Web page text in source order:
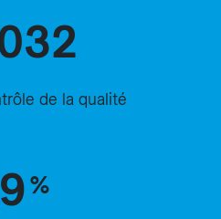
de la qualité
%